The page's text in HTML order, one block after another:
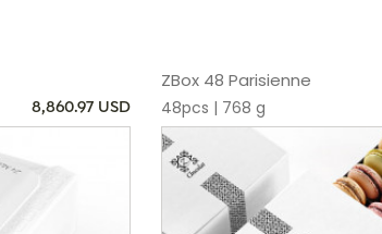
8,860.97 USD
ZBox 48 Parisienne
48pcs | 768 g